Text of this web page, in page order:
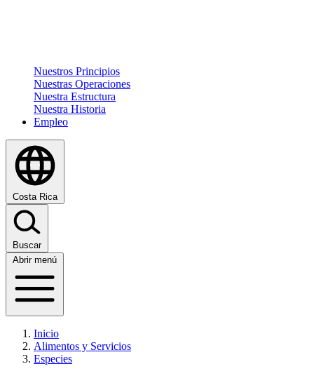
Nuestros Principios
Nuestras Operaciones
Nuestra Estructura
Nuestra Historia
Empleo
Costa Rica
Buscar
Abrir menú
Inicio
Alimentos y Servicios
Especies